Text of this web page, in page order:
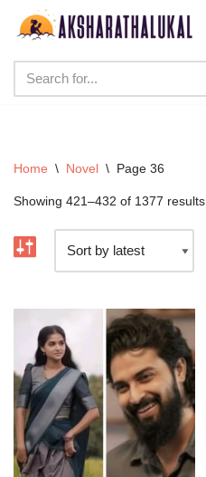
content
Home \ Novel \ Page 36
Showing 421–432 of 1377 results